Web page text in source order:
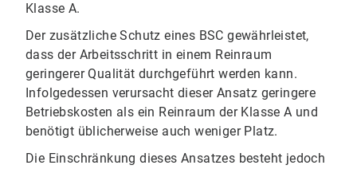
Klasse A.
Der zusätzliche Schutz eines BSC gewährleistet,
dass der Arbeitsschritt in einem Reinraum
geringerer Qualität durchgeführt werden kann.
Infolgedessen verursacht dieser Ansatz geringere
Betriebskosten als ein Reinraum der Klasse A und
benötigt üblicherweise auch weniger Platz.
Die Einschränkung dieses Ansatzes besteht jedoch